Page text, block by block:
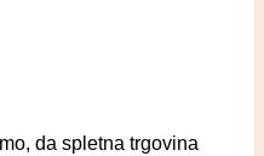
da spletna trgovina